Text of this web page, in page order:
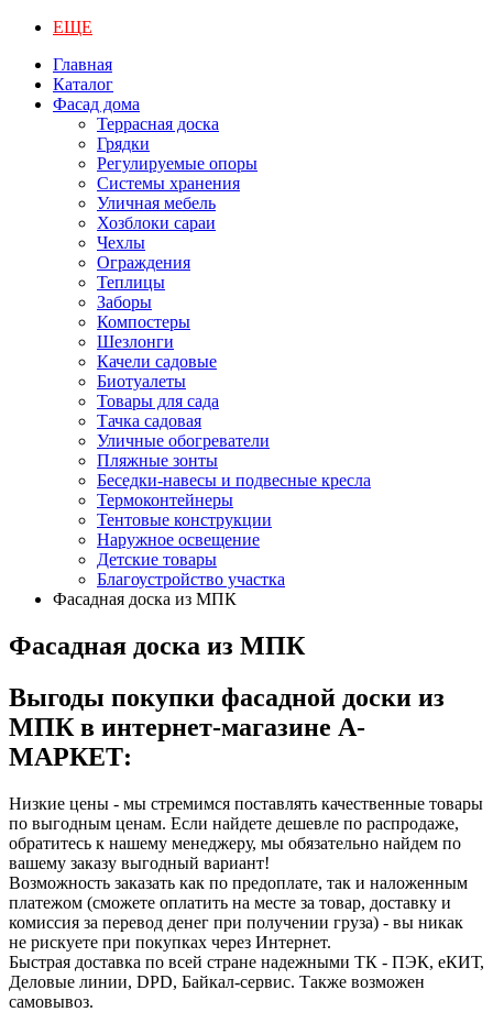
ЕЩЕ
Главная
Каталог
Фасад дома
Террасная доска
Грядки
Регулируемые опоры
Системы хранения
Уличная мебель
Хозблоки сараи
Чехлы
Ограждения
Теплицы
Заборы
Компостеры
Шезлонги
Качели садовые
Биотуалеты
Товары для сада
Тачка садовая
Уличные обогреватели
Пляжные зонты
Беседки-навесы и подвесные кресла
Термоконтейнеры
Тентовые конструкции
Наружное освещение
Детские товары
Благоустройство участка
Фасадная доска из МПК
Фасадная доска из МПК
Выгоды покупки фасадной доски из
МПК в интернет-магазине А-
МАРКЕТ:
Низкие цены - мы стремимся поставлять качественные товары
по выгодным ценам. Если найдете дешевле по распродаже,
обратитесь к нашему менеджеру, мы обязательно найдем по
вашему заказу выгодный вариант!
Возможность заказать как по предоплате, так и наложенным
платежом (сможете оплатить на месте за товар, доставку и
комиссия за перевод денег при получении груза) - вы никак
не рискуете при покупках через Интернет.
Быстрая доставка по всей стране надежными ТК - ПЭК, еКИТ,
Деловые линии, DPD, Байкал-сервис. Также возможен
самовывоз.